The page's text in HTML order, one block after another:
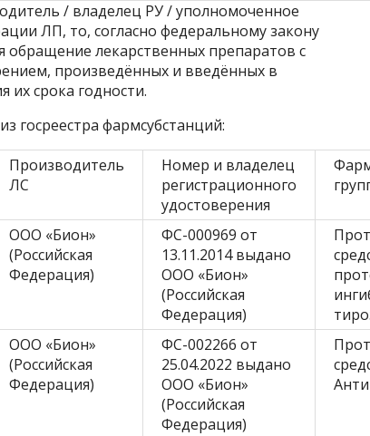
/ владелец РУ / уполномоченное
ЛП, то, согласно федеральному закону
обращение лекарственных препаратов с
произведённых и введённых в
их срока годности.
госреестра фармсубстанций:
Производитель
ЛС
Номер и владелец
регистрационного
удостоверения
ООО «Бион»
(Российская
Федерация)
ФС-000969 от
13.11.2014 выдано
ООО «Бион»
(Российская
Федерация)
ООО «Бион»
(Российская
Федерация)
ФС-002266 от
25.04.2022 выдано
ООО «Бион»
(Российская
Федерация)